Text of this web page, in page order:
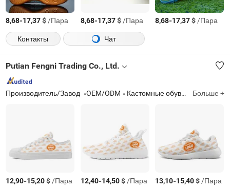
8,68-17,37$/Пара 8,68-17,37$/Пара 8,68-17,37$/Пара
Контакты
Чат
Putian Fengni Trading Co., Ltd.
Производитель/Завод OEM/ODM Кастомные обувь, кастомные кроссовки, кастомные джерси, кастомные куртки, обувь по запросу, одежда по запросу, джерси по запросу, куртки по запросу, персонализированная обувь, персонализированные кроссовки Больше +
12,90-15,20$/Пара 12,40-14,50$/Пара 13,10-15,40$/Пара